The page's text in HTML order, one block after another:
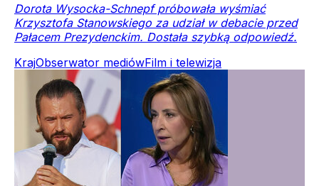
Dorota Wysocka-Schnepf próbowała wyśmiać
Krzysztofa Stanowskiego za udział w debacie przed
Pałacem Prezydenckim. Dostała szybką odpowiedź.
KrajObserwator mediówFilm i telewizja